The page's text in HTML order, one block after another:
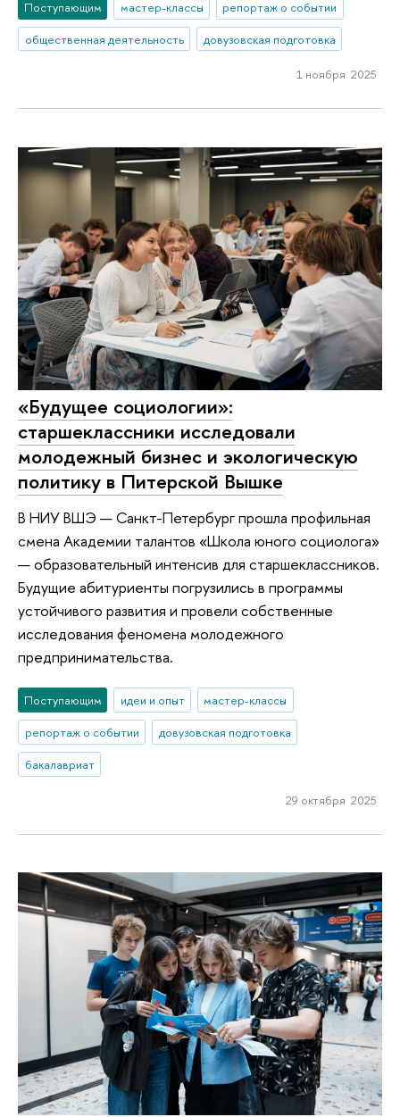
Поступающим мастер-классы
репортаж о событии
общественная деятельность
довузовская подготовка
1 ноября 2025
«Будущее социологии»:
старшеклассники исследовали
молодежный бизнес и экологическую
политику в Питерской Вышке
В НИУ ВШЭ — Санкт-Петербург прошла профильная
смена Академии талантов «Школа юного социолога»
— образовательный интенсив для старшеклассников.
Будущие абитуриенты погрузились в программы
устойчивого развития и провели собственные
исследования феномена молодежного
предпринимательства.
Поступающим идеи и опыт
мастер-классы
репортаж о событии
довузовская подготовка
бакалавриат
29 октября 2025